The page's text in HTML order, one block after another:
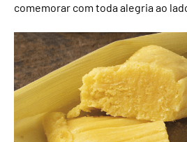
comemorar com toda alegria ao